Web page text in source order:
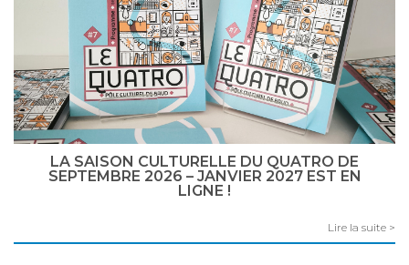
LA SAISON CULTURELLE DU QUATRO DE
SEPTEMBRE 2026 – JANVIER 2027 EST EN
LIGNE !
Lire la suite >